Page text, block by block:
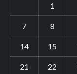
1
7 8
14 15
21 22